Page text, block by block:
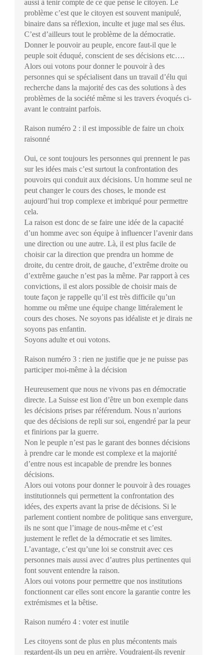
aussi à tenir compte de ce que pense le citoyen. Le
problème c’est que le citoyen est souvent manipulé,
binaire dans sa réflexion, inculte et juge mal ses élus.
C’est d’ailleurs tout le problème de la démocratie.
Donner le pouvoir au peuple, encore faut-il que le
peuple soit éduqué, conscient de ses décisions etc….
Alors oui votons pour donner le pouvoir à des
personnes qui se spécialisent dans un travail d’élu qui
recherche dans la majorité des cas des solutions à des
problèmes de la société même si les travers évoqués ci-
avant le contraint parfois.
Raison numéro 2 : il est impossible de faire un choix
raisonné
Oui, ce sont toujours les personnes qui prennent le pas
sur les idées mais c’est surtout la confrontation des
pouvoirs qui conduit aux décisions. Un homme seul ne
peut changer le cours des choses, le monde est
aujourd’hui trop complexe et imbriqué pour permettre
cela.
La raison est donc de se faire une idée de la capacité
d’un homme avec son équipe à influencer l’avenir dans
une direction ou une autre. Là, il est plus facile de
choisir car la direction que prendra un homme de
droite, du centre droit, de gauche, d’extrême droite ou
d’extrême gauche n’est pas la même. Par rapport à ces
convictions, il est alors possible de choisir mais de
toute façon je rappelle qu’il est très difficile qu’un
homme ou même une équipe change littéralement le
cours des choses. Ne soyons pas idéaliste et je dirais ne
soyons pas enfantin.
Soyons adulte et oui votons.
Raison numéro 3 : rien ne justifie que je ne puisse pas
participer moi-même à la décision
Heureusement que nous ne vivons pas en démocratie
directe. La Suisse est lion d’être un bon exemple dans
les décisions prises par référendum. Nous n’aurions
que des décisions de repli sur soi, engendré par la peur
et finirions par la guerre.
Non le peuple n’est pas le garant des bonnes décisions
à prendre car le monde est complexe et la majorité
d’entre nous est incapable de prendre les bonnes
décisions.
Alors oui votons pour donner le pouvoir à des rouages
institutionnels qui permettent la confrontation des
idées, des experts avant la prise de décisions. Si le
parlement contient nombre de politique sans envergure,
ils ne sont que l’image de nous-même et c’est
justement le reflet de la démocratie et ses limites.
L’avantage, c’est qu’une loi se construit avec ces
personnes mais aussi avec d’autres plus pertinentes qui
font souvent entendre la raison.
Alors oui votons pour permettre que nos institutions
fonctionnent car elles sont encore la garantie contre les
extrémismes et la bêtise.
Raison numéro 4 : voter est inutile
Les citoyens sont de plus en plus mécontents mais
regardent-ils un peu en arrière. Voudraient-ils revenir